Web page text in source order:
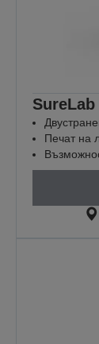
SureLab
Печат на